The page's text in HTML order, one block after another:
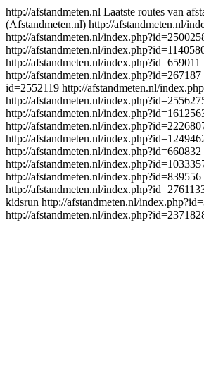
http://afstandmeten.nl Laatste routes van
(Afstandmeten.nl) http://afstandmeten.nl/
http://afstandmeten.nl/
http://afstandmeten.nl/
http://afstandmeten.nl/index.php?id=659011
http://afstandmeten.nl/index.php?id=267187
id=2552119 http://afstandmeten.nl/
http://afstandmeten.nl/
http://afstandmeten.nl/
http://afstandmeten.nl/
http://afstandmeten.nl/
http://afstandmeten.nl/index.php?id=660832
http://afstandmeten.nl/
http://afstandmeten.nl/index.php?id=839556
http://afstandmeten.nl/
kidsrun http://afstandmeten.nl/
http://afstandmeten.nl/